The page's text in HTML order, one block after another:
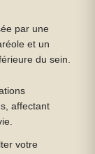
par une
et un
du sein.
affectant
votre